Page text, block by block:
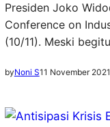
Presiden Joko
Conference on
(10/11). Meski
byNoni S11 November 2021